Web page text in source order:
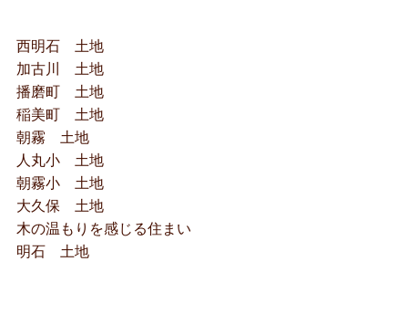
西明石 土地
加古川 土地
播磨町 土地
稲美町 土地
朝霧 土地
人丸小 土地
朝霧小 土地
大久保 土地
木の温もりを感じる住まい
明石 土地